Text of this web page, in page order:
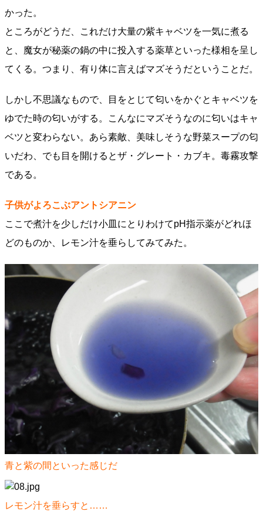
かった。
ところがどうだ、これだけ大量の紫キャベツを一気に煮る
と、魔女が秘薬の鍋の中に投入する薬草といった様相を呈し
てくる。つまり、有り体に言えばマズそうだということだ。
しかし不思議なもので、目をとじて匂いをかぐとキャベツを
ゆでた時の匂いがする。こんなにマズそうなのに匂いはキャ
ベツと変わらない。あら素敵、美味しそうな野菜スープの匂
いだわ、でも目を開けるとザ・グレート・カブキ。毒霧攻撃
である。
子供がよろこぶアントシアニン
ここで煮汁を少しだけ小皿にとりわけてpH指示薬がどれほ
どのものか、レモン汁を垂らしてみてみた。
青と紫の間といった感じだ
レモン汁を垂らすと……